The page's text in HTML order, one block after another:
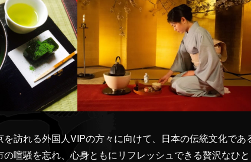
訪れる外国人VIPの方々に向けて、日本の伝統文化で
喧騒を忘れ、心身ともにリフレッシュできる贅沢な